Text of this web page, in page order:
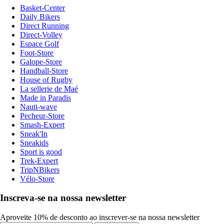
Basket-Center
Daily Bikers
Direct Running
Direct-Volley
Espace Golf
Foot-Store
Galope-Store
Handball-Store
House of Rugby
La sellerie de Maé
Made in Paradis
Nauti-wave
Pecheur-Store
Smash-Expert
Sneak'In
Sneakids
Sport is good
Trek-Expert
TripNBikers
Vélo-Store
Inscreva-se na nossa newsletter
Aproveite 10% de desconto ao inscrever-se na nossa newsletter